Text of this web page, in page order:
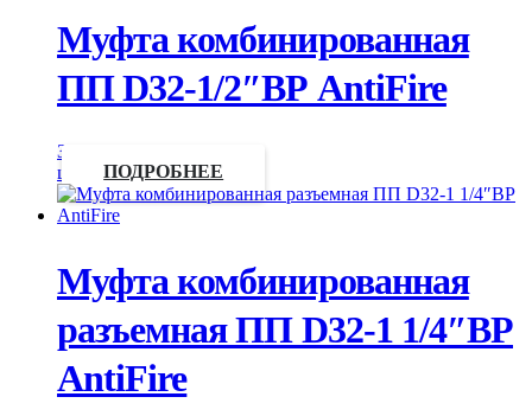
Муфта комбинированная
ПП D32-1/2″ВР AntiFire
Запросить
цену
ПОДРОБНЕЕ
Муфта комбинированная
разъемная ПП D32-1 1/4″ВР
AntiFire